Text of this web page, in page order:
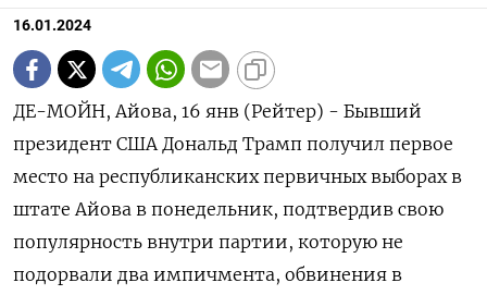
16.01.2024
ДЕ-МОЙН, Айова, 16 янв (Рейтер) - Бывший
президент США Дональд Трамп получил первое
место на республиканских первичных выборах в
штате Айова в понедельник, подтвердив свою
популярность внутри партии, которую не
подорвали два импичмента, обвинения в